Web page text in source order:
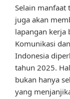
Selain manfaat
juga akan
lapangan kerja
Komunikasi
Indonesia
tahun 2025.
bukan hanya
yang